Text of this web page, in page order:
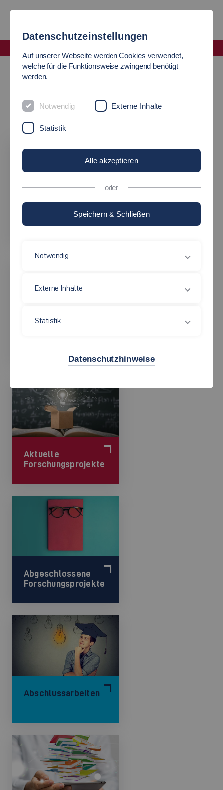
Change Management und Innovation (CMI)
LAB
Aktuelle
Forschungsprojekte
Abgeschlossene
Forschungsprojekte
Abschlussarbeiten
Datenschutzeinstellungen
Auf unserer Webseite werden Cookies verwendet,
welche für die Funktionsweise zwingend benötigt
werden.
Notwendig Externe Inhalte
Statistik
Alle akzeptieren
oder
Speichern & Schließen
Notwendig
Externe Inhalte
Statistik
Datenschutzhinweise